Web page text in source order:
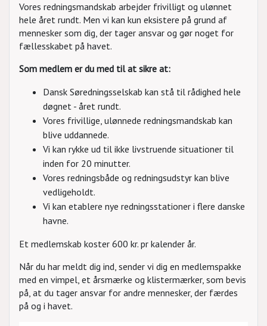
Vores redningsmandskab arbejder frivilligt og ulønnet
hele året rundt. Men vi kan kun eksistere på grund af
mennesker som dig, der tager ansvar og gør noget for
fællesskabet på havet.
Som medlem er du med til at sikre at:
Dansk Søredningsselskab kan stå til rådighed hele
døgnet - året rundt.
Vores frivillige, ulønnede redningsmandskab kan
blive uddannede.
Vi kan rykke ud til ikke livstruende situationer til
inden for 20 minutter.
Vores redningsbåde og redningsudstyr kan blive
vedligeholdt.
Vi kan etablere nye redningsstationer i flere danske
havne.
Et medlemskab koster 600 kr. pr kalender år.
Når du har meldt dig ind, sender vi dig en medlemspakke
med en vimpel, et årsmærke og klistermærker, som bevis
på, at du tager ansvar for andre mennesker, der færdes
på og i havet.